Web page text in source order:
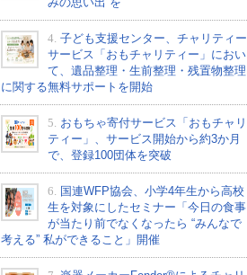
4. 子ども支援センター、チャリティー
サービス「おもチャリティー」におい
て、遺品整理・生前整理・残置物整理
に関する無料サポートを開始
5. おもちゃ寄付サービス「おもチャリ
ティー」、サービス開始から約3か月
で、登録100団体を突破
6. 国連WFP協会、小学4年生から高校
生を対象にしたセミナー「今日の食事
が当たり前でなくなったら “みんなで
考える” 私ができること」開催